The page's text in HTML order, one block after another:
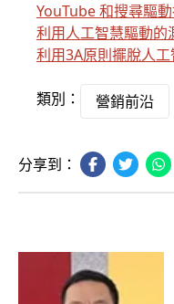
YouTube 和搜尋驅
利用人工智慧驅動的
利用3A原則擺脫人
類別： 營銷前沿
分享到：